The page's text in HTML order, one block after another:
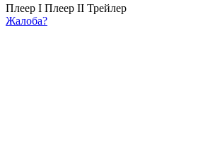
Плеер I Плеер II Трейлер
Жалоба?